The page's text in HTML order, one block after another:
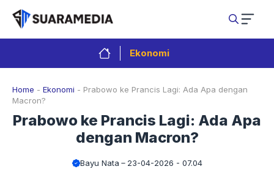
Langsung
isi
Ekonomi
Home - Ekonomi - Prabowo ke Prancis Lagi: Ada Apa dengan
Macron?
Prabowo ke Prancis Lagi: Ada Apa
dengan Macron?
Bayu Nata 23-04-2026 - 07.04